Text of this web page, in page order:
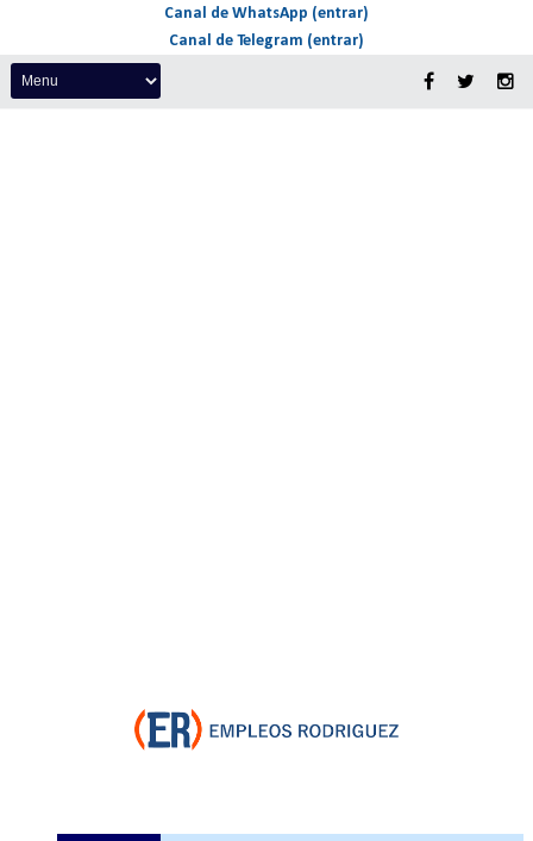
Canal de WhatsApp (entrar)
Canal de Telegram (entrar)